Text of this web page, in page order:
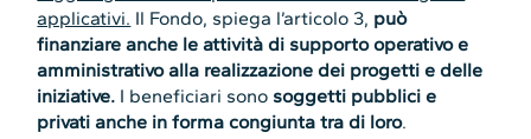
applicativi. Il Fondo, spiega l’articolo 3, può
finanziare anche le attività di supporto operativo e
amministrativo alla realizzazione dei progetti e delle
iniziative. I beneficiari sono soggetti pubblici e
privati anche in forma congiunta tra di loro.